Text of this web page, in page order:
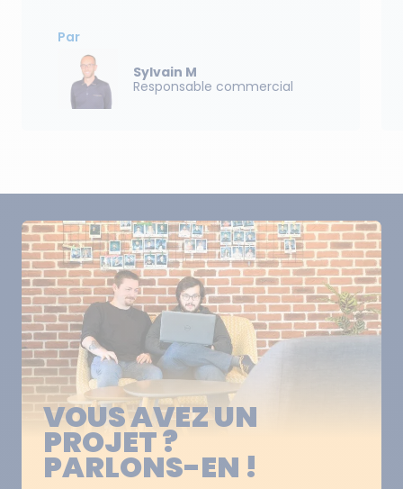
Par
Sylvain M
Responsable commercial
VOUS AVEZ UN
PROJET ?
PARLONS-EN !